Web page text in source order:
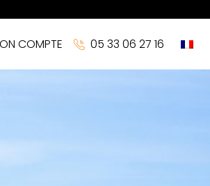
05 33 06 27 16
COMPTE